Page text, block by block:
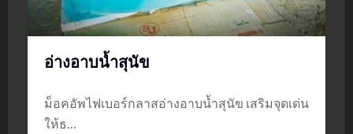
อ่างอาบน้ำสุนัข
ม็อคอัพไฟเบอร์กลาสอ่างอาบน้ำสุนัข เสริมจุดเด่น
ให้ธ…